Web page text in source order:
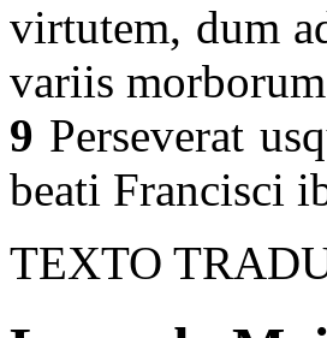
virtutem, dum
variis
9 Perseverat
beati Francisci
TEXTO